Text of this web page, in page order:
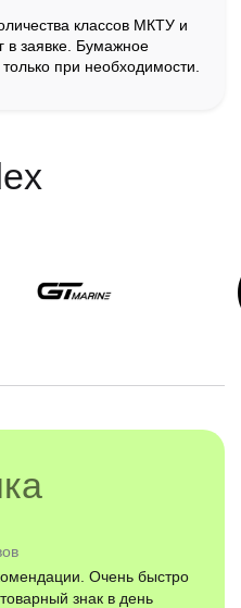
классов МКТУ и
в заявке. Бумажное
при необходимости.
помогли
товарных знаков.